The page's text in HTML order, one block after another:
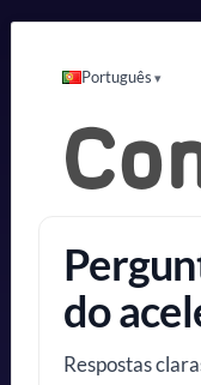
Português
do
Respostas